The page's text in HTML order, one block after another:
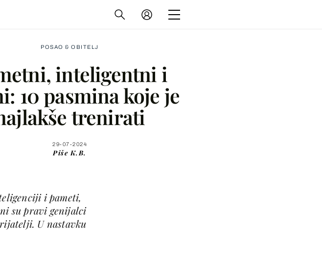
POSAO & OBITELJ
inteligentni i
10 pasmina koje je
trenirati
29-07-2024
Piše K.B.
i pameti,
su pravi genijalci
U nastavku